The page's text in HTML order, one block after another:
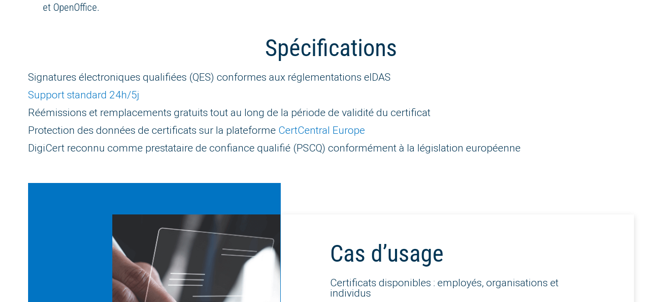
et OpenOffice.
Spécifications
Signatures électroniques qualifiées (QES) conformes aux réglementations eIDAS
Support standard 24h/5j
Réémissions et remplacements gratuits tout au long de la période de validité du certificat
Protection des données de certificats sur la plateforme CertCentral Europe
DigiCert reconnu comme prestataire de confiance qualifié (PSCQ) conformément à la législation européenne
Cas d’usage
Certificats disponibles : employés, organisations et
individus